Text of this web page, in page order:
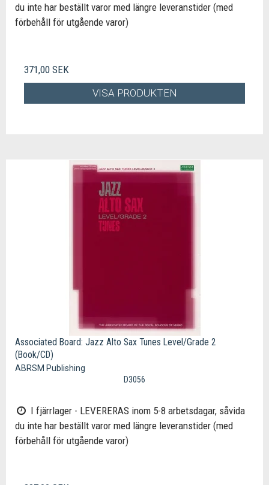
du inte har beställt varor med längre leveranstider (med
förbehåll för utgående varor)
371,00 SEK
VISA PRODUKTEN
Associated Board: Jazz Alto Sax Tunes Level/Grade 2
(Book/CD)
ABRSM Publishing
D3056
I fjärrlager - LEVERERAS inom 5-8 arbetsdagar, såvida
du inte har beställt varor med längre leveranstider (med
förbehåll för utgående varor)